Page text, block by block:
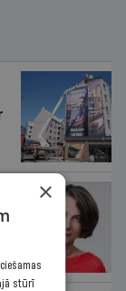
×
stūrī